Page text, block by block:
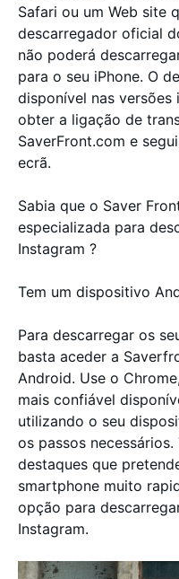
Safari ou um Web site
descarregador oficial
não poderá
para o seu iPhone. O
disponível nas versões
obter a ligação de
SaverFront.com e
ecrã.
Sabia que o Saver
especializada para
Instagram ?
Tem um dispositivo
Para descarregar os
basta aceder a
Android. Use o
mais confiável
utilizando o seu
os passos
destaques que
smartphone muito
opção para
Instagram.